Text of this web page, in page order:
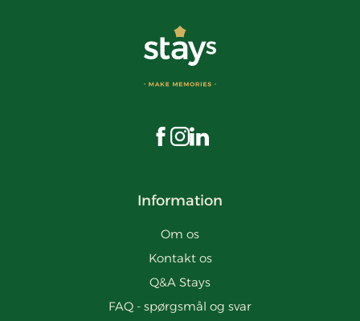
Besøg os på Facebook
Besøg os på Instagram
Besøg os på LinkedIn
Information
Om os
Kontakt os
Q&A Stays
FAQ - spørgsmål og svar